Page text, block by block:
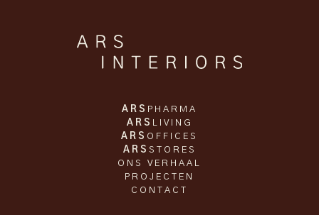
ARS PHARMA
ARS LIVING
ARS OFFICES
ARS STORES
ONS VERHAAL
PROJECTEN
CONTACT